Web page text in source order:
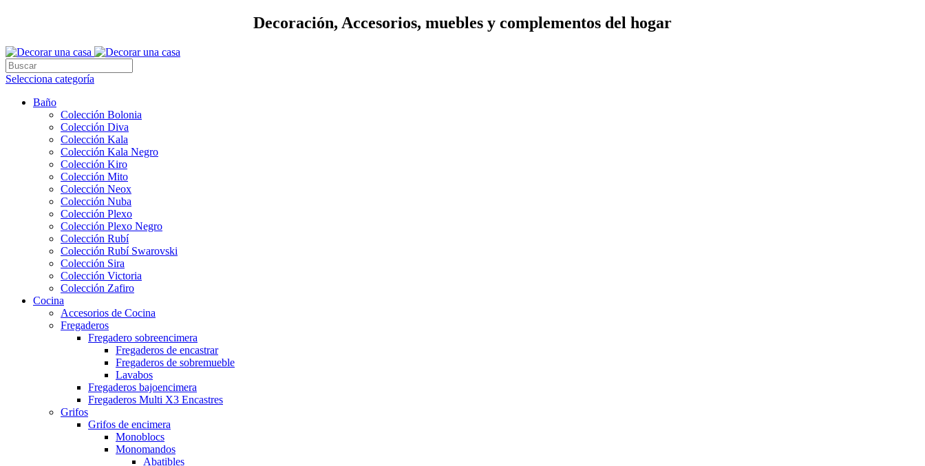
Decoración, Accesorios, muebles y complementos del hogar
Selecciona categoría
Baño
Colección Bolonia
Colección Diva
Colección Kala
Colección Kala Negro
Colección Kiro
Colección Mito
Colección Neox
Colección Nuba
Colección Plexo
Colección Plexo Negro
Colección Rubí
Colección Rubí Swarovski
Colección Sira
Colección Victoria
Colección Zafiro
Cocina
Accesorios de Cocina
Fregaderos
Fregadero sobreencimera
Fregaderos de encastrar
Fregaderos de sobremueble
Lavabos
Fregaderos bajoencimera
Fregaderos Multi X3 Encastres
Grifos
Grifos de encimera
Monoblocs
Monomandos
Abatibles